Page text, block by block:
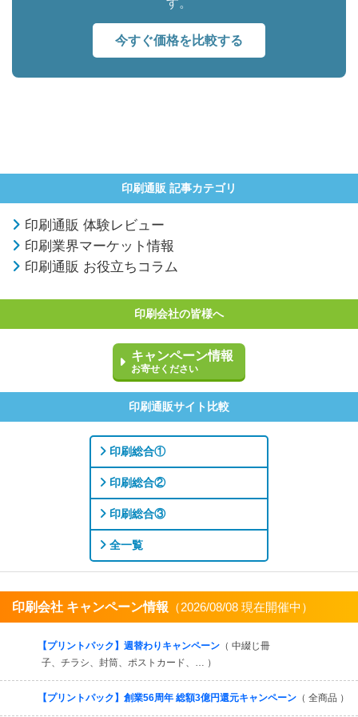
今すぐ価格を比較する
印刷通販 記事カテゴリ
印刷通販 体験レビュー
印刷業界マーケット情報
印刷通販 お役立ちコラム
印刷会社の皆様へ
キャンペーン情報
お寄せください
印刷通販サイト比較
印刷総合①
印刷総合②
印刷総合③
全一覧
印刷会社 キャンペーン情報 （2026/08/08 現在開催中）
【プリントパック】週替わりキャンペーン （ 中綴じ冊
子、チラシ、封筒、ポストカード、… ）
【プリントパック】創業56周年 総額3億円還元キャンペーン （ 全商品 ）